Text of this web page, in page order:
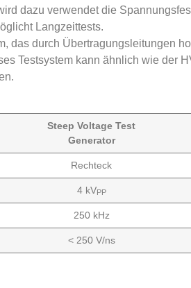
dazu verwendet die
Langzeittests.
das durch Übertragungsleitungen
Testsystem kann ähnlich wie der
Steep Voltage Test
Generator
Rechteck
4 kV PP
250 kHz
< 250 V/ns